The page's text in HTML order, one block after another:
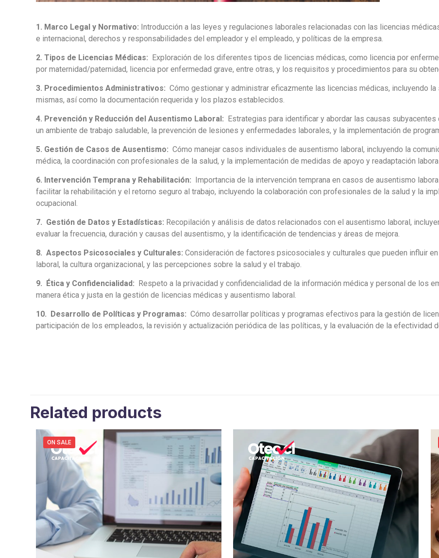
1. Marco Legal y Normativo: Introducción a las leyes y regulaciones laborales relacionadas con las licencias
e internacional, derechos y responsabilidades del empleador y el empleado, y políticas de la empresa.
2. Tipos de Licencias Médicas: Exploración de los diferentes tipos de licencias médicas, como licencia por
por maternidad/paternidad, licencia por enfermedad grave, entre otras, y los requisitos y procedimientos para su
3. Procedimientos Administrativos: Cómo gestionar y administrar eficazmente las licencias médicas, incluyendo
mismas, así como la documentación requerida y los plazos establecidos.
4. Prevención y Reducción del Ausentismo Laboral: Estrategias para identificar y abordar las causas
un ambiente de trabajo saludable, la prevención de lesiones y enfermedades laborales, y la implementación de
5. Gestión de Casos de Ausentismo: Cómo manejar casos individuales de ausentismo laboral, incluyendo la
médica, la coordinación con profesionales de la salud, y la implementación de medidas de apoyo y readaptación
6. Intervención Temprana y Rehabilitación: Importancia de la intervención temprana en casos de ausentismo
facilitar la rehabilitación y el retorno seguro al trabajo, incluyendo la colaboración con profesionales de la salud y la
ocupacional.
7. Gestión de Datos y Estadísticas: Recopilación y análisis de datos relacionados con el ausentismo laboral,
evaluar la frecuencia, duración y causas del ausentismo, y la identificación de tendencias y áreas de mejora.
8. Aspectos Psicosociales y Culturales: Consideración de factores psicosociales y culturales que pueden influir
laboral, la cultura organizacional, y las percepciones sobre la salud y el trabajo.
9. Ética y Confidencialidad: Respeto a la privacidad y confidencialidad de la información médica y personal de los
manera ética y justa en la gestión de licencias médicas y ausentismo laboral.
10. Desarrollo de Políticas y Programas: Cómo desarrollar políticas y programas efectivos para la gestión de
participación de los empleados, la revisión y actualización periódica de las políticas, y la evaluación de la efectividad
Related products
ON SALE